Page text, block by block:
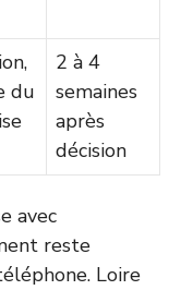
du
2 à 4
semaines
après
décision
avec
reste
Loire